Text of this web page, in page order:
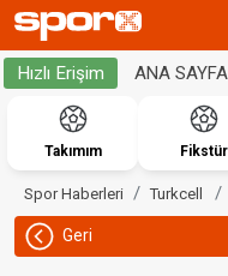
Hızlı Erişim ANA SAYFA
Takımım Fikstür
Spor Haberleri Turkcell
Geri